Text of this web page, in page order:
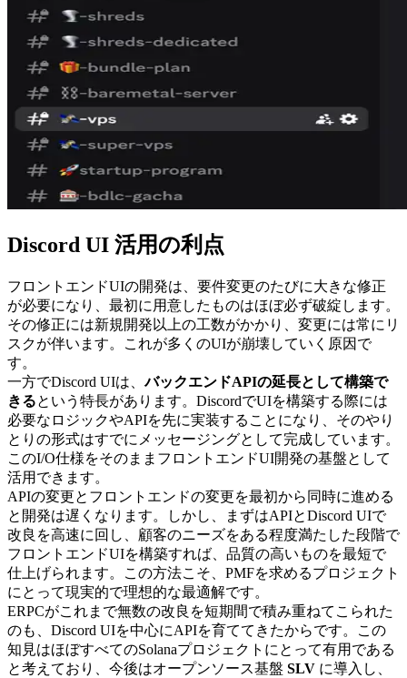
Discord UI 活用の利点
フロントエンドUIの開発は、要件変更のたびに大きな修正
が必要になり、最初に用意したものはほぼ必ず破綻します。
その修正には新規開発以上の工数がかかり、変更には常にリ
スクが伴います。これが多くのUIが崩壊していく原因で
す。
一方でDiscord UIは、バックエンドAPIの延長として構築で
きるという特長があります。DiscordでUIを構築する際には
必要なロジックやAPIを先に実装することになり、そのやり
とりの形式はすでにメッセージングとして完成しています。
このI/O仕様をそのままフロントエンドUI開発の基盤として
活用できます。
APIの変更とフロントエンドの変更を最初から同時に進める
と開発は遅くなります。しかし、まずはAPIとDiscord UIで
改良を高速に回し、顧客のニーズをある程度満たした段階で
フロントエンドUIを構築すれば、品質の高いものを最短で
仕上げられます。この方法こそ、PMFを求めるプロジェクト
にとって現実的で理想的な最適解です。
ERPCがこれまで無数の改良を短期間で積み重ねてこられた
のも、Discord UIを中心にAPIを育ててきたからです。この
知見はほぼすべてのSolanaプロジェクトにとって有用である
と考えており、今後はオープンソース基盤 SLV に導入し、